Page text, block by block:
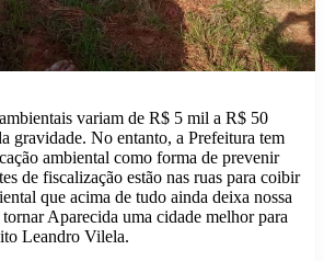
variam de R$ 5 mil a R$ 50
gravidade. No entanto, a Prefeitura tem
ambiental como forma de prevenir
de fiscalização estão nas ruas para coibir
que acima de tudo ainda deixa nossa
Aparecida uma cidade melhor para
Leandro Vilela.